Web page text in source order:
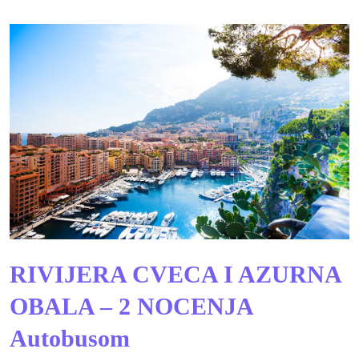
RIVIJERA CVECA I AZURNA
OBALA – 2 NOCENJA
Autobusom